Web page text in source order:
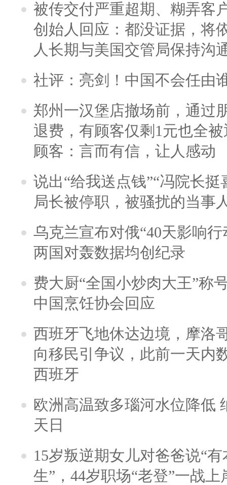
被传交付严重超期、糊弄客
创始人回应：都没证据，将
人长期与美国交管局保持沟
社评：亮剑！中国不会任由
郑州一汉堡店撤场前，通过
退费，有顾客仅剩1元也全
顾客：言而有信，让人感动
说出“给我送点钱”“冯院长
局长被停职，被骚扰的当事
乌克兰宣布对俄“40天影响
两国对轰数据均创纪录
费大厨“全国小炒肉大王”称
中国烹饪协会回应
西班牙飞地休达边境，摩洛
向移民引争议，此前一天内
西班牙
欧洲高温致多瑙河水位降低
天日
15岁叛逆期女儿对爸爸说“
生”，44岁职场“老登”一战上